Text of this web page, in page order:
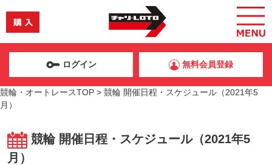
ログイン 無料会員登録
競輪・オートレースTOP > 競輪 開催日程・スケジュール（2021年5
月）
競輪 開催日程・スケジュール（2021年5
月）